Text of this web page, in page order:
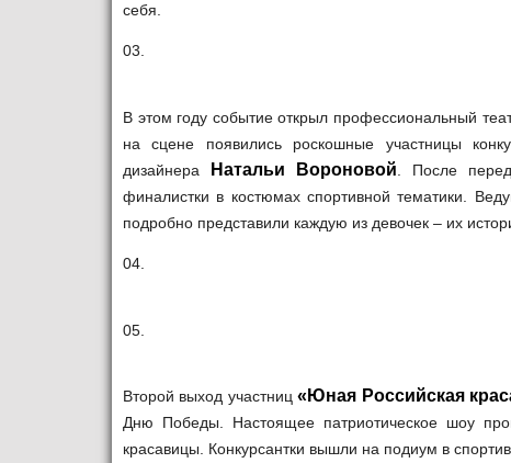
себя.
03.
В этом году событие открыл профессиональный
на сцене появились роскошные участницы
дизайнера
Натальи Вороновой . После
финалистки в костюмах спортивной тематики.
подробно представили каждую из девочек – их
04.
05.
Второй выход участниц«Юная Российская
Дню Победы. Настоящее патриотическое шоу
красавицы. Конкурсантки вышли на подиум в